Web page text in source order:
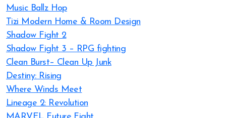
Music Ballz Hop
Tizi Modern Home & Room Design
Shadow Fight 2
Shadow Fight 3 – RPG fighting
Clean Burst– Clean Up Junk
Destiny: Rising
Where Winds Meet
Lineage 2: Revolution